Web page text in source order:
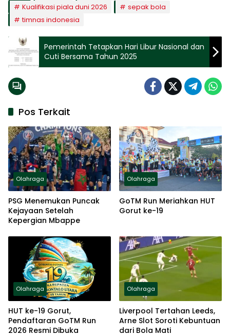
Kualifikasi piala duni 2026
sepak bola
timnas indonesia
Pemerintah Tetapkan Hari Libur Nasional dan
Cuti Bersama Tahun 2025
Pos Terkait
Olahraga
PSG Menemukan Puncak
Kejayaan Setelah
Kepergian Mbappe
Olahraga
GoTM Run Meriahkan HUT
Gorut ke-19
Olahraga
HUT ke-19 Gorut,
Pendaftaran GoTM Run
2026 Resmi Dibuka
Olahraga
Liverpool Tertahan Leeds,
Arne Slot Soroti Kebuntuan
dari Bola Mati